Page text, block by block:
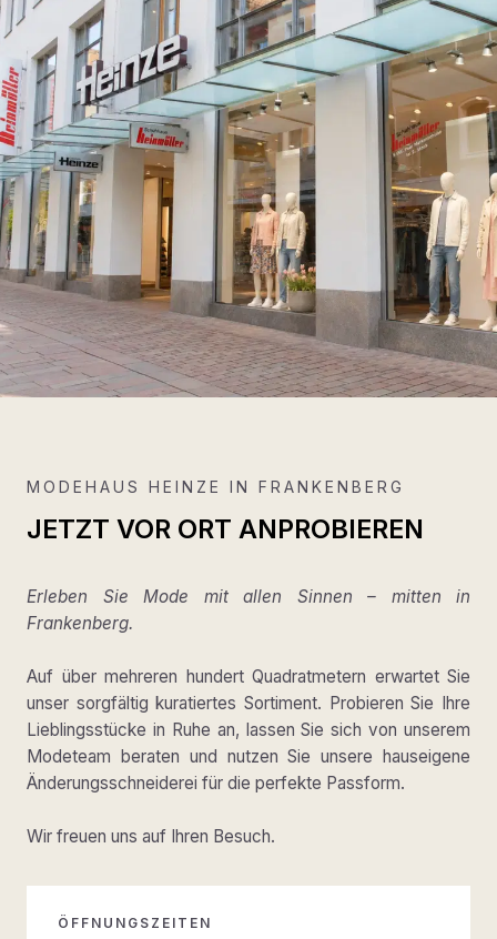
MODEHAUS HEINZE IN FRANKENBERG
JETZT VOR ORT ANPROBIEREN
Erleben Sie Mode mit allen Sinnen – mitten in
Frankenberg.
Auf über mehreren hundert Quadratmetern erwartet Sie
unser sorgfältig kuratiertes Sortiment. Probieren Sie Ihre
Lieblingsstücke in Ruhe an, lassen Sie sich von unserem
Modeteam beraten und nutzen Sie unsere hauseigene
Änderungsschneiderei für die perfekte Passform.
Wir freuen uns auf Ihren Besuch.
ÖFFNUNGSZEITEN